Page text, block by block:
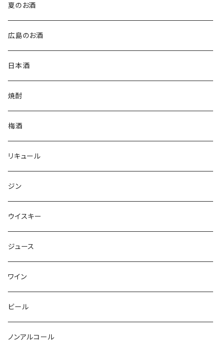
夏のお酒
広島のお酒
日本酒
焼酎
梅酒
リキュール
ジン
ウイスキー
ジュース
ワイン
ビール
ノンアルコール